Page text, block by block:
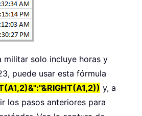
militar solo incluye horas y
puede usar esta fórmula
y, a
los pasos anteriores para